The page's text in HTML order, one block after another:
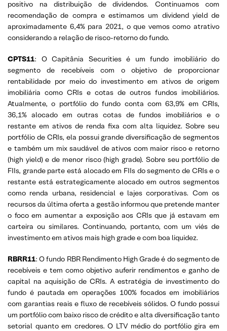
positivo na distribuição de dividendos. Continuamos com
recomendação de compra e estimamos um dividend yield de
aproximadamente 6,4% para 2021, o que vemos como atrativo
considerando a relação de risco-retorno do fundo.
CPTS11: O Capitânia Securities é um fundo imobiliário do
segmento de recebíveis com o objetivo de proporcionar
rentabilidade por meio do investimento em ativos de origem
imobiliária como CRIs e cotas de outros fundos imobiliários.
Atualmente, o portfólio do fundo conta com 63,9% em CRIs,
36,1% alocado em outras cotas de fundos imobiliários e o
restante em ativos de renda fixa com alta liquidez. Sobre seu
portfólio de CRIs, ela possui grande diversificação de segmentos
e também um mix saudável de ativos com maior risco e retorno
(high yield) e de menor risco (high grade). Sobre seu portfólio de
FIIs, grande parte está alocado em FIIs do segmento de CRIs e o
restante está estrategicamente alocado em outros segmentos
como renda urbana, residencial e lajes corporativas. Com os
recursos da última oferta a gestão informou que pretende manter
o foco em aumentar a exposição aos CRIs que já estavam em
carteira ou similares. Continuando, portanto, com um viés de
investimento em ativos mais high grade e com boa liquidez.
RBRR11: O fundo RBR Rendimento High Grade é do segmento de
recebíveis e tem como objetivo auferir rendimentos e ganho de
capital na aquisição de CRIs. A estratégia de investimento do
fundo é pautada em operações 100% focados em imobiliários
com garantias reais e fluxo de recebíveis sólidos. O fundo possui
um portfólio com baixo risco de crédito e alta diversificação tanto
setorial quanto em credores. O LTV médio do portfólio gira em